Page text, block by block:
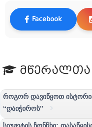
Facebook
მწერალთა
როგორ დავიწყოთ
“დაიჭიროს”
სიუჟეტის ჩონჩხი: